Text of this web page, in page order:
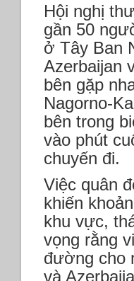
Hội nghị
gần 50
ở Tây Ban
Azerbaijan
bên gặp
Nagorno-
bên trong
vào phút
chuyến đi.
Việc quân
khiến
khu vực,
vọng rằng
đường cho
và